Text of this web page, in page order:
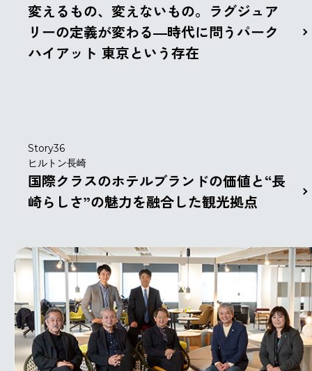
変えるもの、変えないもの。ラグジュア
リーの定義が変わる―時代に問うパーク
ハイアット 東京という存在
Story36
ヒルトン長崎
国際クラスのホテルブランドの価値と“長
崎らしさ”の魅力を融合した観光拠点